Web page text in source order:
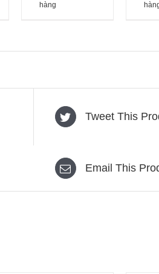
hàng
Tweet This
Email This